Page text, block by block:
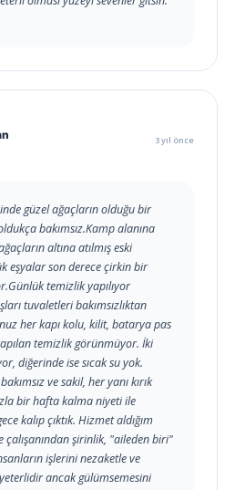
3 yıl önce
güzel ağaçların olduğu bir
bakımsız.Kamp alanına
altına atılmış eski
eşyalar son derece çirkin bir
temizlik yapılıyor
tuvaletleri bakımsızlıktan
her kapı kolu, kilit, batarya pas
temizlik görünmüyor. İki
diğerinde ise sıcak su yok.
ve sakil, her yanı kırık
bir hafta kalma niyeti ile
kalıp çıktık. Hizmet aldığım
çalışanından şirinlik, "aileden biri"
işlerini nezaketle ve
ancak gülümsemesini